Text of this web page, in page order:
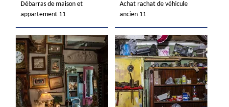
Débarras de maison et
appartement 11
Achat rachat de véhicule
ancien 11